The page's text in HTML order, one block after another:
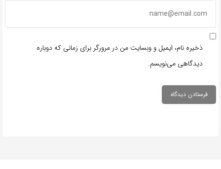
ذخیره نام، ایمیل و وبسایت من در مرورگر برای زمانی که دوباره
دیدگاهی می‌نویسم.